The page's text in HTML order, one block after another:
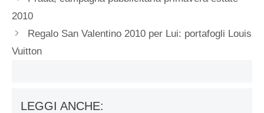
2010
Regalo San Valentino 2010 per Lui: portafogli Louis
Vuitton
LEGGI ANCHE: